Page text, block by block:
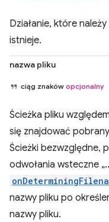
Działanie, które
istnieje.
nazwa pliku
ciąg znaków opcjonalny
Ścieżka pliku
się znajdować
Ścieżki bezwzględne,
odwołania wsteczne
nazwy pliku po
nazwy pliku.